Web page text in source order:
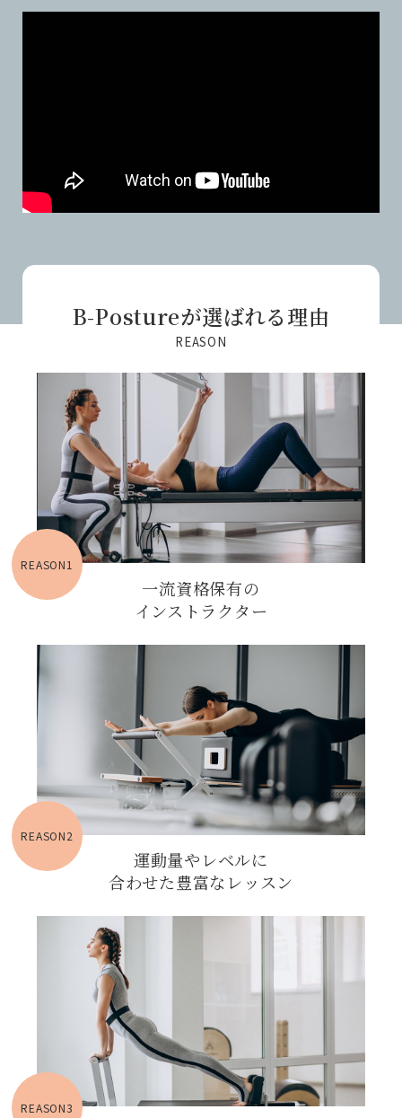
B-Postureが選ばれる理由
REASON
REASON1
一流資格保有の
インストラクター
REASON2
運動量やレベルに
合わせた豊富なレッスン
REASON3